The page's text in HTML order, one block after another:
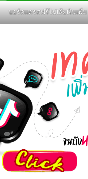
บอร์ดแครสฟรีไม่เสียเงินเพิ่ม